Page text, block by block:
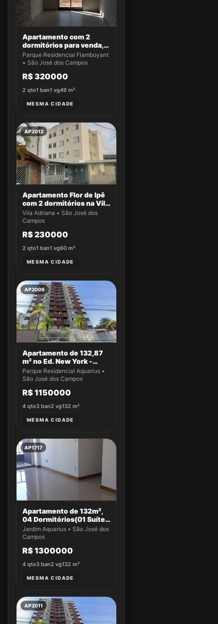
Apartamento com 2
dormitórios para venda,
49 m² por R$ 320.000,00
- Parque Residencial
dos Campos/SP
Parque Residencial Flamboyant
• São José dos Campos
R$ 320000
2 qto1 ban1 vg49 m²
MESMA CIDADE
AP2012
Apartamento Flor de Ipê
com 2 dormitórios na Vila
Adriana
Vila Adriana • São José dos
Campos
R$ 230000
2 qto1 ban1 vg60 m²
MESMA CIDADE
AP2009
Apartamento de 132,87
m² no Ed. New York -
Apto 14
Parque Residencial Aquarius •
São José dos Campos
R$ 1150000
4 qto3 ban2 vg132 m²
MESMA CIDADE
AP1717
Apartamento de 132m²,
04 Dormitórios(01 Suíte)
a venda no Jardim
Aquarius
Jardim Aquarius • São José dos
Campos
R$ 1300000
4 qto3 ban2 vg132 m²
MESMA CIDADE
AP2011